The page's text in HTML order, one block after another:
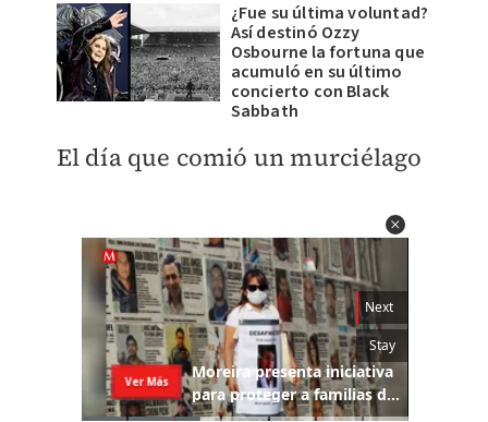
¿Fue su última voluntad?
Así destinó Ozzy
Osbourne la fortuna que
acumuló en su último
concierto con Black
Sabbath
El día que comió un murciélago